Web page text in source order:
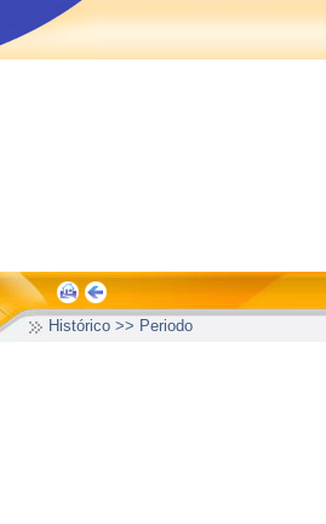
Histórico >> Periodo